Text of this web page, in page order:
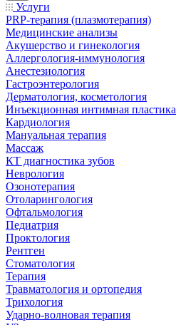
Услуги
PRP-терапия (плазмотерапия)
Медицинские анализы
Акушерство и гинекология
Аллергология-иммунология
Анестезиология
Гастроэнтерология
Дерматология, косметология
Инъекционная интимная пластика
Кардиология
Мануальная терапия
Массаж
КТ диагностика зубов
Неврология
Озонотерапия
Отоларингология
Офтальмология
Педиатрия
Проктология
Рентген
Стоматология
Терапия
Травматология и ортопедия
Трихология
Ударно-волновая терапия